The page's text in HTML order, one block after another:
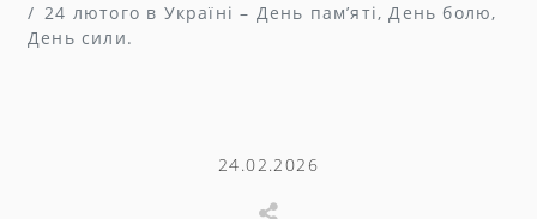
24 лютого в Україні – День пам’яті, День болю,
День сили.
24.02.2026